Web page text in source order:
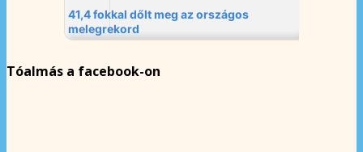
Tóalmás a facebook-on